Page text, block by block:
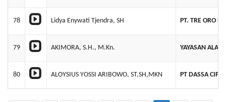
78 Lidya Enywati Tjendra, SH PT. TRE ORO
79 AKIMORA, S.H., M.Kn. YAYASAN
80 ALOYSIUS YOSSI ARIBOWO, ST,SH,MKN PT DASSA